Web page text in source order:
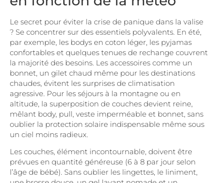
Le secret pour éviter la crise de panique dans la valise
? Se concentrer sur des essentiels polyvalents. En été,
par exemple, les bodys en coton léger, les pyjamas
confortables et quelques tenues de rechange couvrent
la majorité des besoins. Les accessoires comme un
bonnet, un gilet chaud même pour les destinations
chaudes, évitent les surprises de climatisation
agressive. Pour les séjours à la montagne ou en
altitude, la superposition de couches devient reine,
mêlant body, pull, veste imperméable et bonnet, sans
oublier la protection solaire indispensable même sous
un ciel moins radieux.
Les couches, élément incontournable, doivent être
prévues en quantité généreuse (6 à 8 par jour selon
l’âge de bébé). Sans oublier les lingettes, le liniment,